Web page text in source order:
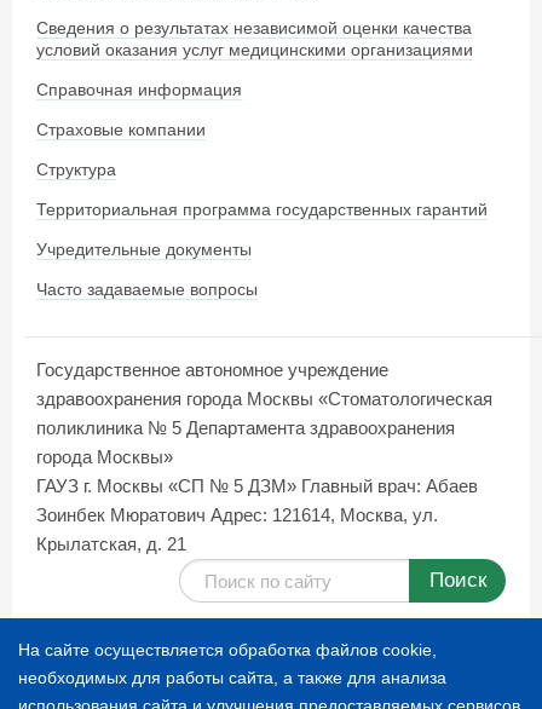
Сведения о результатах независимой оценки качества
условий оказания услуг медицинскими организациями
Справочная информация
Страховые компании
Структура
Территориальная программа государственных гарантий
Учредительные документы
Часто задаваемые вопросы
Государственное автономное учреждение
здравоохранения города Москвы «Стоматологическая
поликлиника № 5 Департамента здравоохранения
города Москвы»
ГАУЗ г. Москвы «СП № 5 ДЗМ» Главный врач: Абаев
Зоинбек Мюратович Адрес: 121614, Москва, ул.
Крылатская, д. 21
Поиск
Карта сайта
На сайте осуществляется обработка файлов cookie,
необходимых для работы сайта, а также для анализа